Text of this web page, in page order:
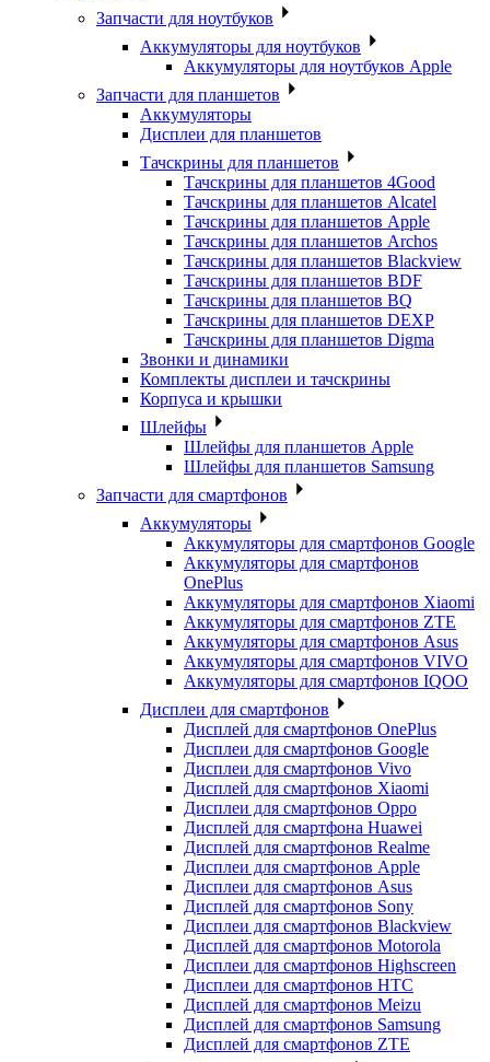
Запчасти для ноутбуков
Аккумуляторы для ноутбуков
Аккумуляторы для ноутбуков Apple
Запчасти для планшетов
Аккумуляторы
Дисплеи для планшетов
Тачскрины для планшетов
Тачскрины для планшетов 4Good
Тачскрины для планшетов Alcatel
Тачскрины для планшетов Apple
Тачскрины для планшетов Archos
Тачскрины для планшетов Blackview
Тачскрины для планшетов BDF
Тачскрины для планшетов BQ
Тачскрины для планшетов DEXP
Тачскрины для планшетов Digma
Звонки и динамики
Комплекты дисплеи и тачскрины
Корпуса и крышки
Шлейфы
Шлейфы для планшетов Apple
Шлейфы для планшетов Samsung
Запчасти для смартфонов
Аккумуляторы
Аккумуляторы для смартфонов Google
Аккумуляторы для смартфонов
OnePlus
Аккумуляторы для смартфонов Xiaomi
Аккумуляторы для смартфонов ZTE
Аккумуляторы для cмартфонов Asus
Аккумуляторы для смартфонов VIVO
Аккумуляторы для смартфонов IQOO
Дисплеи для смартфонов
Дисплей для смартфонов OnePlus
Дисплеи для смартфонов Google
Дисплеи для смартфонов Vivo
Дисплей для смартфонов Xiaomi
Дисплеи для смартфонов Oppo
Дисплей для смартфона Huawei
Дисплей для смартфонов Realme
Дисплеи для смартфонов Apple
Дисплеи для смартфонов Asus
Дисплей для смартфонов Sony
Дисплеи для смартфонов Blackview
Дисплей для смартфонов Motorola
Дисплеи для смартфонов Highscreen
Дисплеи для смартфонов HTC
Дисплей для смартфонов Meizu
Дисплей для смартфонов Samsung
Дисплей для смартфонов ZTE